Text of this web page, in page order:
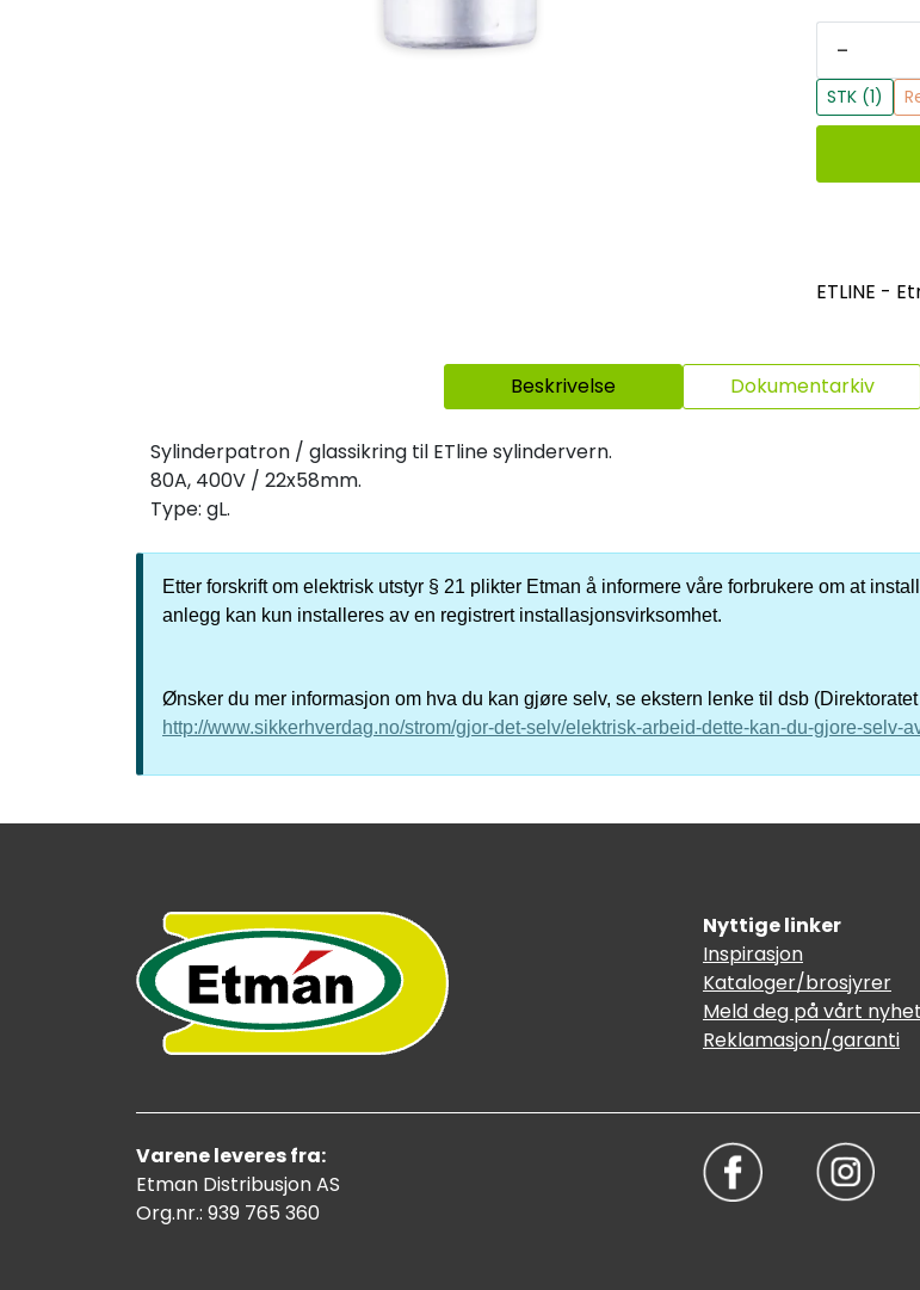
-
STK (1)
ETLINE -
Beskrivelse Dokumentarkiv
Sylinderpatron / glassikring til ETline sylindervern.
80A, 400V / 22x58mm.
Type: gL.
Etter forskrift om elektrisk utstyr § 21 plikter Etman å informere våre forbrukere om at
anlegg kan kun installeres av en registrert installasjonsvirksomhet.
Ønsker du mer informasjon om hva du kan gjøre selv, se ekstern lenke til dsb
http://www.sikkerhverdag.no/strom/gjor-det-selv/elektrisk-arbeid-dette-kan-du-gjore-selv-
Nyttige linker
Inspirasjon
Kataloger/brosjyrer
Meld deg på vårt
Reklamasjon/garanti
Varene leveres fra:
Etman Distribusjon AS
Org.nr.: 939 765 360